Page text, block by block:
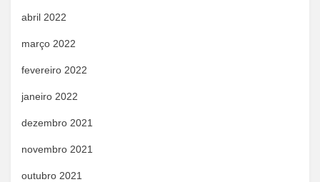
abril 2022
março 2022
fevereiro 2022
janeiro 2022
dezembro 2021
novembro 2021
outubro 2021